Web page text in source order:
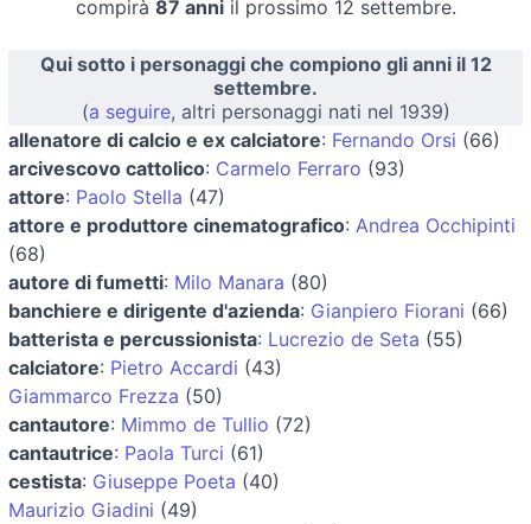
compirà 87 anniil prossimo 12 settembre.
Qui sotto i personaggi che compiono gli anni il 12
settembre.
(a seguire, altri personaggi nati nel 1939)
allenatore di calcio e ex calciatore: Fernando Orsi (66)
arcivescovo cattolico: Carmelo Ferraro (93)
attore: Paolo Stella (47)
attore e produttore cinematografico: Andrea Occhipinti
(68)
autore di fumetti: Milo Manara (80)
banchiere e dirigente d'azienda: Gianpiero Fiorani (66)
batterista e percussionista: Lucrezio de Seta (55)
calciatore: Pietro Accardi (43)
Giammarco Frezza (50)
cantautore: Mimmo de Tullio (72)
cantautrice: Paola Turci (61)
cestista: Giuseppe Poeta (40)
Maurizio Giadini (49)